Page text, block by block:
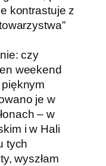
kontrastuje z
czy
weekend
je w
– w
i w Hali
tych
wyszłam